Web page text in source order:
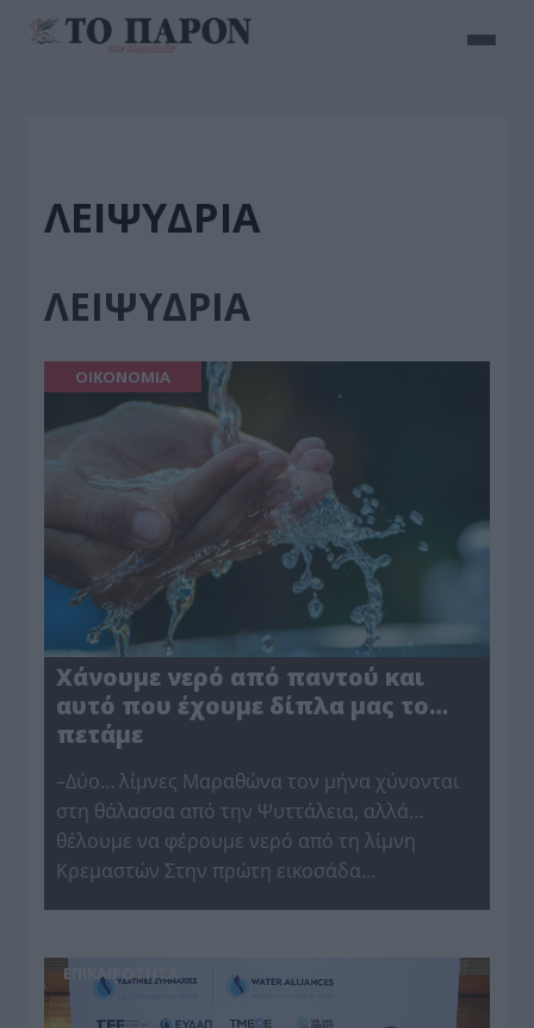
ΛΕΙΨΥΔΡΙΑ
ΛΕΙΨΥΔΡΙΑ
ΟΙΚΟΝΟΜΙΑ
Χάνουμε νερό από παντού και
αυτό που έχουμε δίπλα μας το…
πετάμε
–Δύο… λίμνες Μαραθώνα τον μήνα χύνονται
στη θάλασσα από την Ψυττάλεια, αλλά…
θέλουμε να φέρουμε νερό από τη λίμνη
Κρεμαστών Στην πρώτη εικοσάδα…
ΕΠΙΚΑΙΡΟΤΗΤΑ